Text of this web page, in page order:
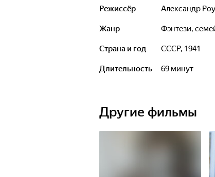
Режиссёр Александр Роу
Жанр фэнтези,
Страна и год СССР, 1941
Длительность 69 минут
Другие фильмы